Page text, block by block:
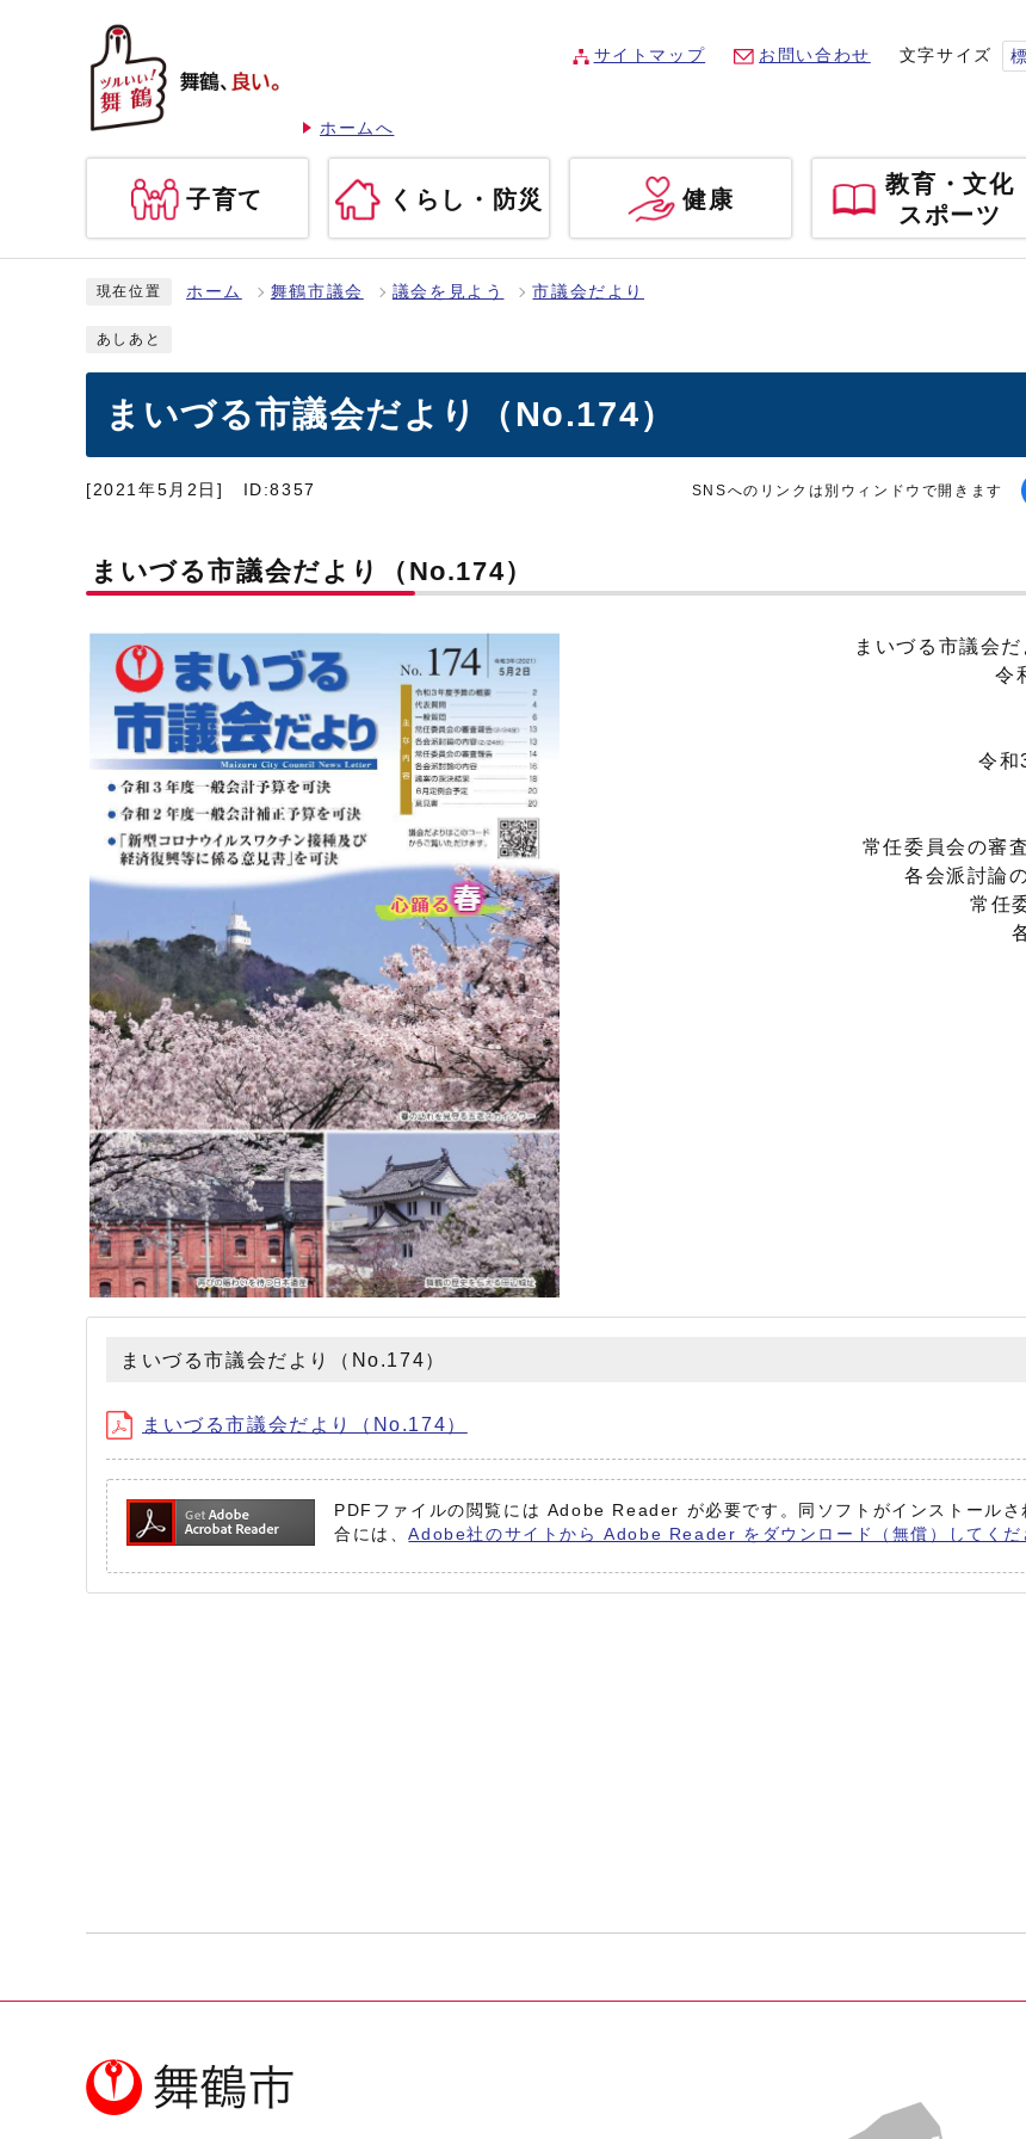
ホームへ
サイトマップ お問い合わせ 文字サイズ
子育て くらし・防災 健康
教育・文化
スポーツ
現在位置 ホーム 舞鶴市議会 議会を見よう 市議会だより
あしあと
まいづる市議会だより（No.174）
[2021年5月2日] ID:8357 SNSへのリンクは別ウィンドウで開きます
まいづる市議会だより（No.174）
まいづる市議会だ
令
令和3
常任委員会の審査
各会派討論の
常任委
各
まいづる市議会だより（No.174）
まいづる市議会だより（No.174）
PDFファイルの閲覧には Adobe Reader が必要です。同ソフトがインストールさ
合には、Adobe社のサイトから Adobe Reader をダウンロード（無償）してくだ